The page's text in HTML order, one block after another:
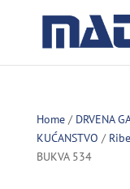
Home/ DRVENA
KUĆANSTVO /
BUKVA 534